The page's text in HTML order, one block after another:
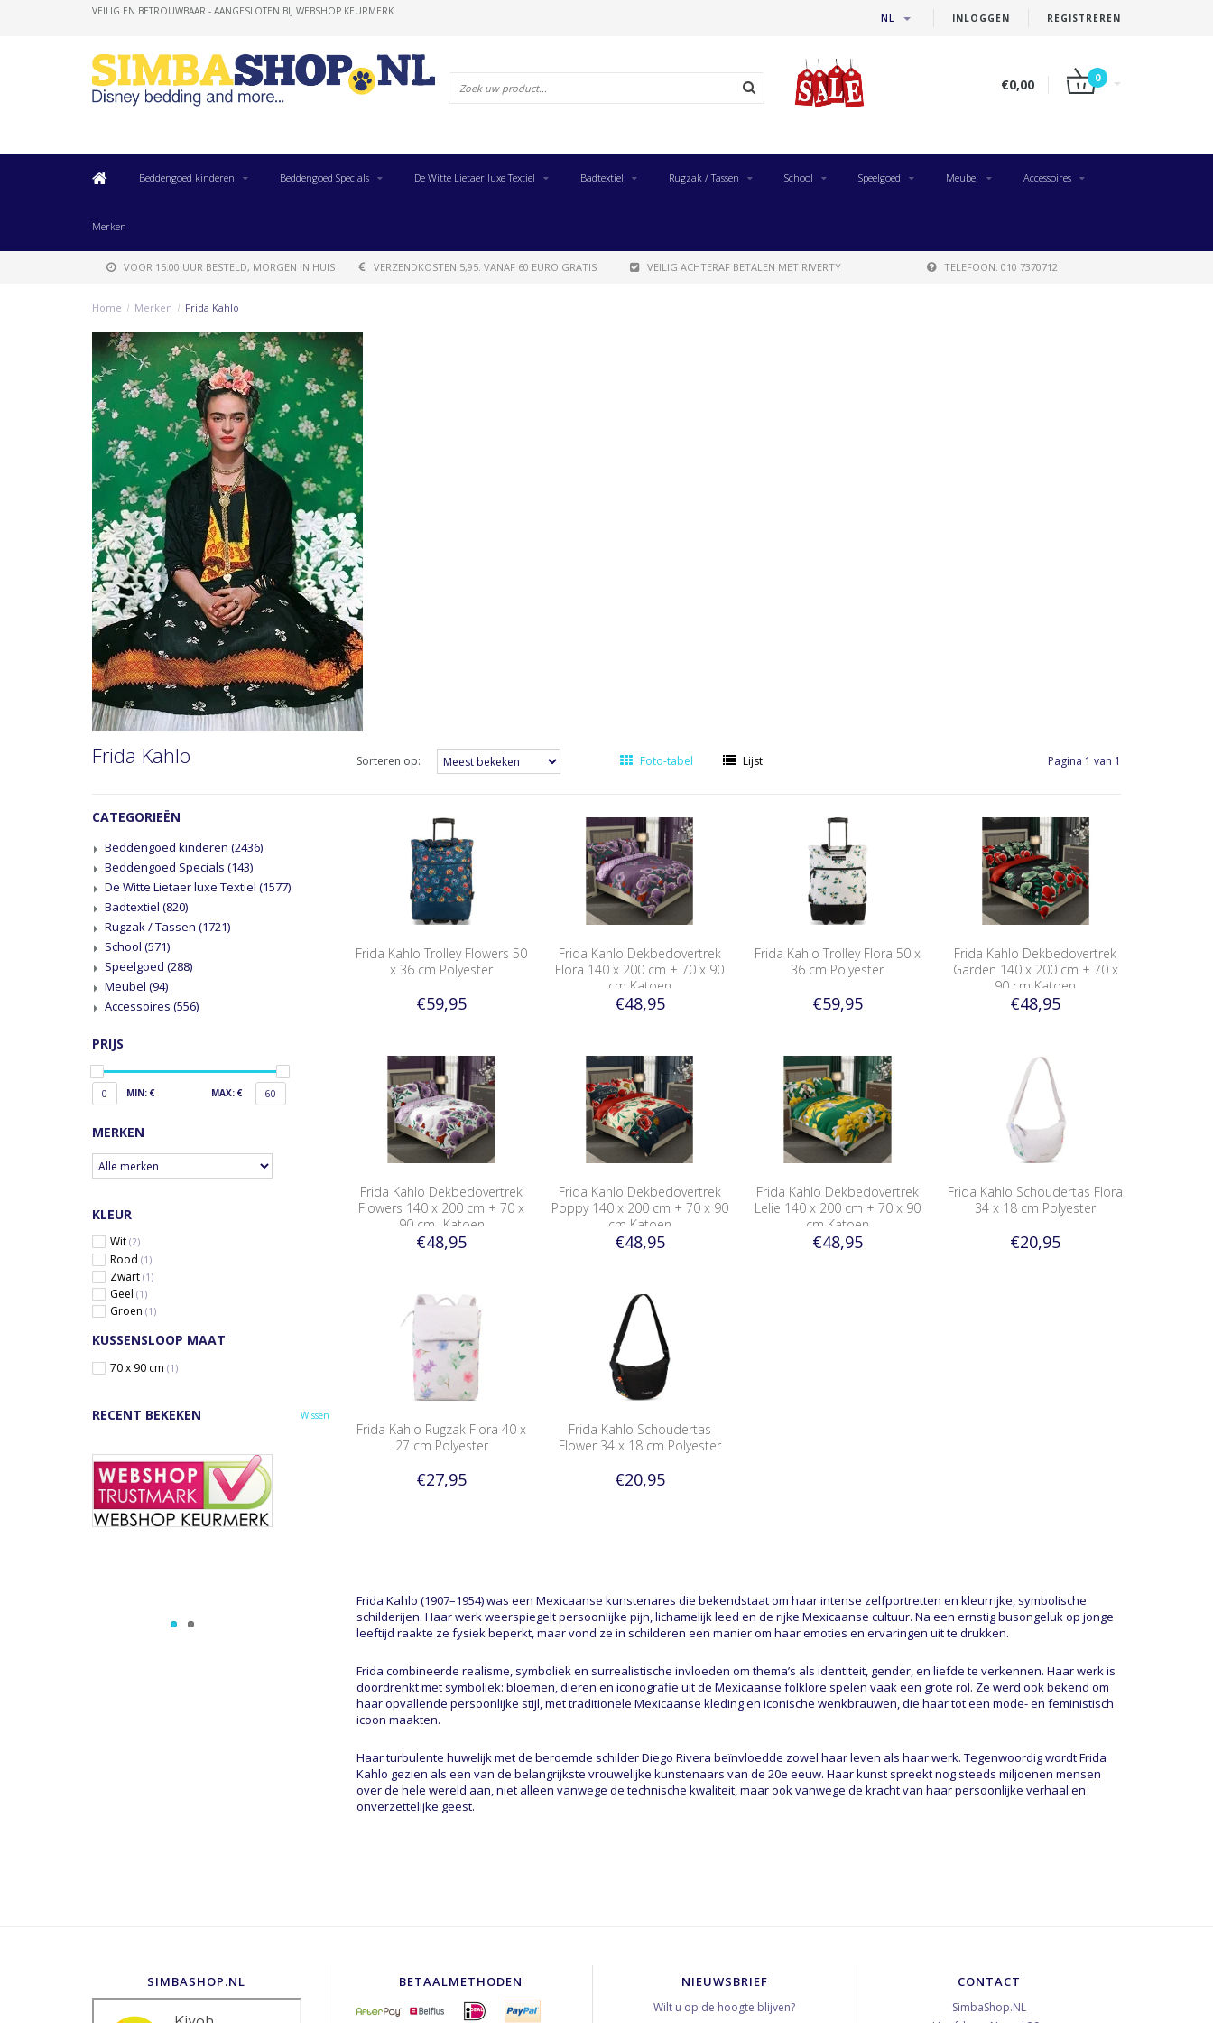
INLOGGEN REGISTREREN
NL
VEILIG EN BETROUWBAAR - AANGESLOTEN BIJ WEBSHOP KEURMERK
€0,00 0
Beddengoed kinderen Beddengoed Specials De Witte Lietaer luxe Textiel Badtextiel Rugzak / Tassen School Speelgoed Meubel Accessoires
Merken
VOOR 15:00 UUR BESTELD, MORGEN IN HUIS VERZENDKOSTEN 5,95. VANAF 60 EURO GRATIS VEILIG ACHTERAF BETALEN MET RIVERTY TELEFOON: 010 7370712
Home / Merken / Frida Kahlo
Frida Kahlo Sorteren op: Foto-tabel Lijst Pagina 1 van 1
CATEGORIEËN
Beddengoed kinderen (2436)
Beddengoed Specials (143)
De Witte Lietaer luxe Textiel (1577)
Badtextiel (820)
Rugzak / Tassen (1721)
School (571)
Speelgoed (288)
Meubel (94)
Accessoires (556)
PRIJS
0 MIN: € MAX: € 60
MERKEN
KLEUR
Wit (2)
Rood (1)
Zwart (1)
Geel (1)
Groen (1)
KUSSENSLOOP MAAT
70 x 90 cm (1)
RECENT BEKEKEN Wissen
Frida Kahlo Trolley Flowers 50
x 36 cm Polyester
€59,95
Frida Kahlo Dekbedovertrek
Flora 140 x 200 cm + 70 x 90
cm Katoen
€48,95
Frida Kahlo Trolley Flora 50 x
36 cm Polyester
€59,95
Frida Kahlo Dekbedovertrek
Garden 140 x 200 cm + 70 x
90 cm Katoen
€48,95
Frida Kahlo Dekbedovertrek
Flowers 140 x 200 cm + 70 x
90 cm -Katoen
€48,95
Frida Kahlo Dekbedovertrek
Poppy 140 x 200 cm + 70 x 90
cm Katoen
€48,95
Frida Kahlo Dekbedovertrek
Lelie 140 x 200 cm + 70 x 90
cm Katoen
€48,95
Frida Kahlo Schoudertas Flora
34 x 18 cm Polyester
€20,95
Frida Kahlo Rugzak Flora 40 x
27 cm Polyester
€27,95
Frida Kahlo Schoudertas
Flower 34 x 18 cm Polyester
€20,95
Frida Kahlo (1907–1954) was een Mexicaanse kunstenares die bekendstaat om haar intense zelfportretten en kleurrijke, symbolische
schilderijen. Haar werk weerspiegelt persoonlijke pijn, lichamelijk leed en de rijke Mexicaanse cultuur. Na een ernstig busongeluk op jonge
leeftijd raakte ze fysiek beperkt, maar vond ze in schilderen een manier om haar emoties en ervaringen uit te drukken.
Frida combineerde realisme, symboliek en surrealistische invloeden om thema’s als identiteit, gender, en liefde te verkennen. Haar werk is
doordrenkt met symboliek: bloemen, dieren en iconografie uit de Mexicaanse folklore spelen vaak een grote rol. Ze werd ook bekend om
haar opvallende persoonlijke stijl, met traditionele Mexicaanse kleding en iconische wenkbrauwen, die haar tot een mode- en feministisch
icoon maakten.
Haar turbulente huwelijk met de beroemde schilder Diego Rivera beïnvloedde zowel haar leven als haar werk. Tegenwoordig wordt Frida
Kahlo gezien als een van de belangrijkste vrouwelijke kunstenaars van de 20e eeuw. Haar kunst spreekt nog steeds miljoenen mensen
over de hele wereld aan, niet alleen vanwege de technische kwaliteit, maar ook vanwege de kracht van haar persoonlijke verhaal en
onverzettelijke geest.
SIMBASHOP.NL BETAALMETHODEN NIEUWSBRIEF
Wilt u op de hoogte blijven?
CONTACT
SimbaShop.NL